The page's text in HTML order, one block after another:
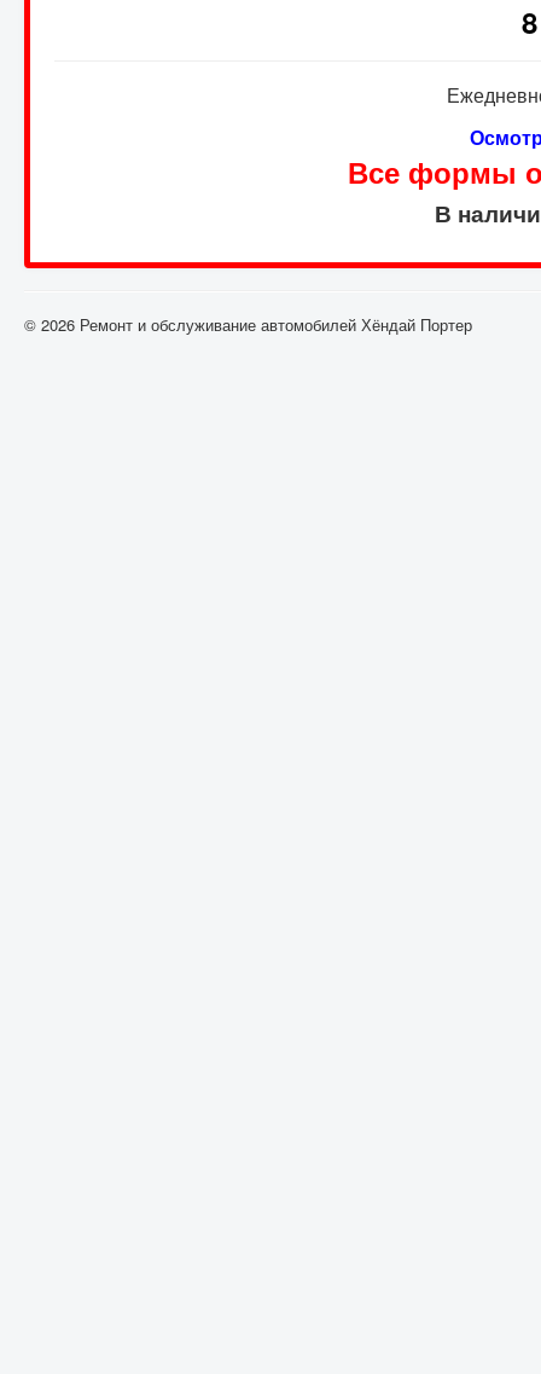
Все формы
В
© 2026 Ремонт и обслуживание автомобилей Хёндай Портер